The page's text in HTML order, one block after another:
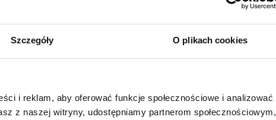
Szczegóły O plikach cookies
i reklam, aby oferować funkcje społecznościowe i analizować
z naszej witryny, udostępniamy partnerom społecznościowym,